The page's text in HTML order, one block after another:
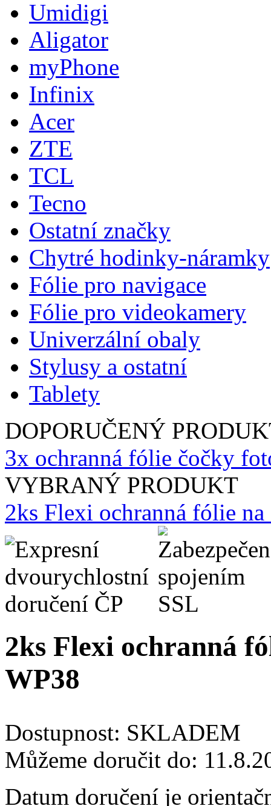
Umidigi
Aligator
myPhone
Infinix
Acer
ZTE
TCL
Tecno
Ostatní značky
Chytré hodinky-náramky
Fólie pro navigace
Fólie pro videokamery
Univerzální obaly
Stylusy a ostatní
Tablety
DOPORUČENÝ
3x ochranná fólie čočky
VYBRANÝ PRODUKT
2ks Flexi ochranná fólie
2ks Flexi ochranná
WP38
Dostupnost: SKLADEM
Můžeme doručit do:
Datum doručení je